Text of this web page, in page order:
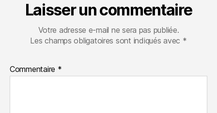
Laisser un commentaire
Votre adresse e-mail ne sera pas publiée.
Les champs obligatoires sont indiqués avec *
Commentaire *